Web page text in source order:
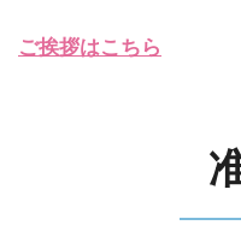
ご挨拶はこちら